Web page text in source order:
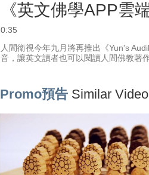
《英文佛學APP雲
0:35
人間衛視今年九月將再推出《Yun's
音，讓英文讀者也可以閱讀人間佛教著
Promo預告 Similar